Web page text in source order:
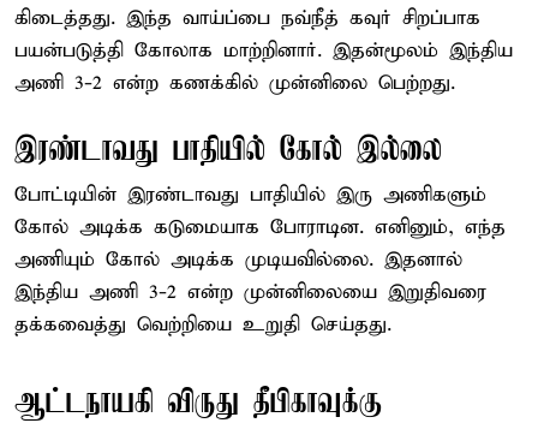
கிடைத்தது. இந்த வாய்ப்பை நவ்நீத் கவுர் சிறப்பாக
பயன்படுத்தி கோலாக மாற்றினார். இதன்மூலம் இந்திய
அணி 3-2 என்ற கணக்கில் முன்னிலை பெற்றது.
இரண்டாவது பாதியில் கோல் இல்லை
போட்டியின் இரண்டாவது பாதியில் இரு அணிகளும்
கோல் அடிக்க கடுமையாக போராடின. எனினும், எந்த
அணியும் கோல் அடிக்க முடியவில்லை. இதனால்
இந்திய அணி 3-2 என்ற முன்னிலையை இறுதிவரை
தக்கவைத்து வெற்றியை உறுதி செய்தது.
ஆட்டநாயகி விருது தீபிகாவுக்கு